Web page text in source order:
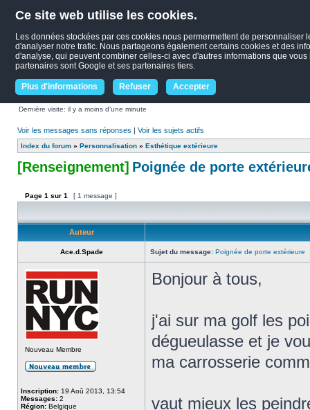
Ce site web utilise les cookies.
Les données stockées par ces cookies nous permermettent de
d'analyser notre trafic. Nous partageons également certains cookies et des
d'analyse, qui peuvent combiner celles-ci avec d'autres informations que
partenaires sont Google et ses partenaires tiers.
Plus d'informations Refuser Accepter
Dernière visite: il y a moins d’une minute
Voir les messages sans réponses | Voir les sujets actifs
Index du forum » Personnalisation » Esthétique extérieure
[Renseignement] Poignée de porte
Page 1 sur 1 [ 1 message ]
Auteur
Ace.d.Spade Sujet du message: Poignée de porte extérieure
Nouveau Membre
Inscription: 19 Aoû 2013, 13:54
Messages: 2
Région: Belgique
Bonjour à tous,
j'ai sur ma golf les
dégueulasse et je
ma carrosserie
vaut mieux les